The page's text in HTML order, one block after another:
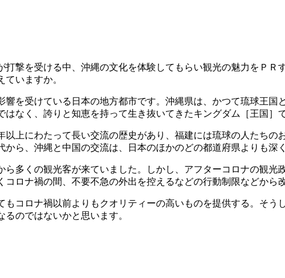
撃を受ける中、沖縄の文化を体験してもらい観光の魅力をＰＲ
いますか。
を受けている日本の地方都市です。沖縄県は、かつて琉球王
なく、誇りと知恵を持って生き抜いてきたキングダム［王国］
以上にわたって長い交流の歴史があり、福建には琉球の人たち
ら、沖縄と中国の交流は、日本のほかのどの都道府県よりも深
ら多くの観光客が来ていました。しかし、アフターコロナの観
ロナ禍の間、不要不急の外出を控えるなどの行動制限などから
コロナ禍以前よりもクオリティーの高いものを提供する。そ
のではないかと思います。